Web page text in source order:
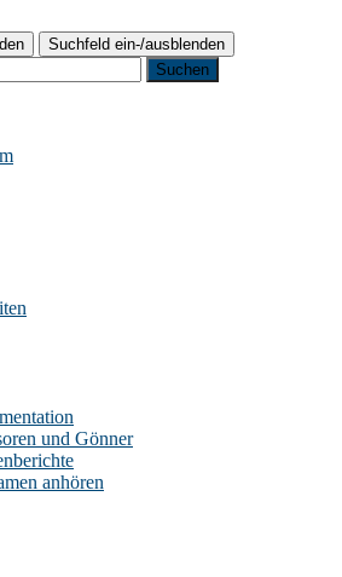
Suchfeld ein-/ausblenden
und Gönner
anhören